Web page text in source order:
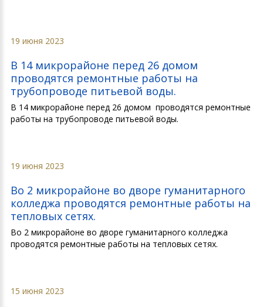
19 июня 2023
В 14 микрорайоне перед 26 домом
проводятся ремонтные работы на
трубопроводе питьевой воды.
В 14 микрорайоне перед 26 домом проводятся ремонтные
работы на трубопроводе питьевой воды.
19 июня 2023
Во 2 микрорайоне во дворе гуманитарного
колледжа проводятся ремонтные работы на
тепловых сетях.
Во 2 микрорайоне во дворе гуманитарного колледжа
проводятся ремонтные работы на тепловых сетях.
15 июня 2023